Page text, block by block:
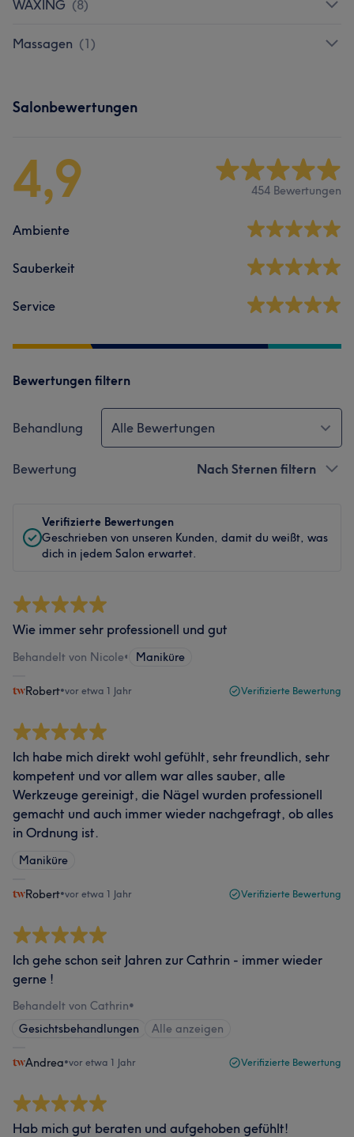
WAXING (8)
Massagen (1)
Salonbewertungen
4,9 454 Bewertungen
Ambiente
Sauberkeit
Service
Bewertungen filtern
Behandlung Alle Bewertungen
Bewertung Nach Sternen filtern
Verifizierte Bewertungen
Geschrieben von unseren Kunden, damit du weißt, was
dich in jedem Salon erwartet.
Wie immer sehr professionell und gut
Behandelt von Nicole• Maniküre
Robert•vor etwa 1 Jahr Verifizierte Bewertung
Ich habe mich direkt wohl gefühlt, sehr freundlich, sehr
kompetent und vor allem war alles sauber, alle
Werkzeuge gereinigt, die Nägel wurden professionell
gemacht und auch immer wieder nachgefragt, ob alles
in Ordnung ist.
Maniküre
Robert•vor etwa 1 Jahr Verifizierte Bewertung
Ich gehe schon seit Jahren zur Cathrin - immer wieder
gerne !
Behandelt von Cathrin•
Gesichtsbehandlungen
Alle anzeigen
Andrea•vor etwa 1 Jahr Verifizierte Bewertung
Hab mich gut beraten und aufgehoben gefühlt!